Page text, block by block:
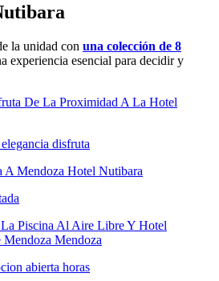
la unidad con una colección de 8
experiencia esencial para decidir y